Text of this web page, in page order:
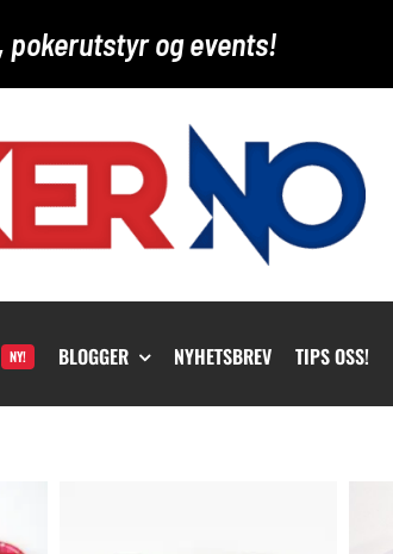
pokerutstyr og events!
NY! BLOGGER NYHETSBREV TIPS OSS!